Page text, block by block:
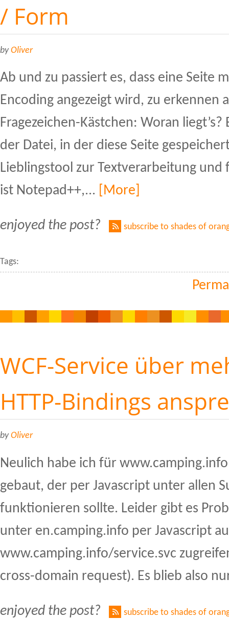
/ Form
byOliver
Ab und zu passiert es, dass eine Seite
Encoding angezeigt wird, zu erkennen
Fragezeichen-Kästchen: Woran liegt’s?
der Datei, in der diese Seite
Lieblingstool zur Textverarbeitung und
ist Notepad++,...
[More]
enjoyed the post? subscribe to shades of
Tags:
WCF-Service über
HTTP-Bindings
byOliver
Neulich habe ich für
gebaut, der per Javascript unter allen
funktionieren sollte. Leider gibt es
unter en.camping.info per Javascript
www.camping.info/service.svc
cross-domain request). Es blieb also
enjoyed the post? subscribe to shades of